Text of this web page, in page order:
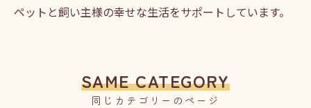
ペットと飼い主様の幸せな生活をサポートしています。
同じカテゴリーのページ
SAME CATEGORY